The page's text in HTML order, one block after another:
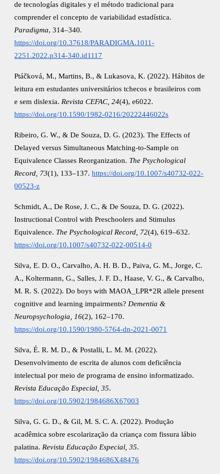
de tecnologías digitales y el método tradicional para
comprender el concepto de variabilidad estadística.
Paradigma, 314–340.
https://doi.org/10.37618/PARADIGMA.1011-
2251.2022.p314-340.id1117
Ptáčková, M., Martins, B., & Lukasova, K. (2022). Hábitos de
leitura em estudantes universitários tchecos e brasileiros com
e sem dislexia. Revista CEFAC, 24(4), e6022.
https://doi.org/10.1590/1982-0216/20222446022s
Ribeiro, G. W., & De Souza, D. G. (2023). The Effects of
Delayed versus Simultaneous Matching-to-Sample on
Equivalence Classes Reorganization. The Psychological
Record, 73(1), 133–137. https://doi.org/10.1007/s40732-022-
00523-z
Schmidt, A., De Rose, J. C., & De Souza, D. G. (2022).
Instructional Control with Preschoolers and Stimulus
Equivalence. The Psychological Record, 72(4), 619–632.
https://doi.org/10.1007/s40732-022-00514-0
Silva, E. D. O., Carvalho, A. H. B. D., Paiva, G. M., Jorge, C.
A., Koltermann, G., Salles, J. F. D., Haase, V. G., & Carvalho,
M. R. S. (2022). Do boys with MAOA_LPR*2R allele present
cognitive and learning impairments? Dementia &
Neuropsychologia, 16(2), 162–170.
https://doi.org/10.1590/1980-5764-dn-2021-0071
Silva, É. R. M. D., & Postalli, L. M. M. (2022).
Desenvolvimento de escrita de alunos com deficiência
intelectual por meio de programa de ensino informatizado.
Revista Educação Especial, 35.
https://doi.org/10.5902/1984686X67003
Silva, G. G. D., & Gil, M. S. C. A. (2022). Produção
acadêmica sobre escolarização da criança com fissura lábio
palatina. Revista Educação Especial, 35.
https://doi.org/10.5902/1984686X48476